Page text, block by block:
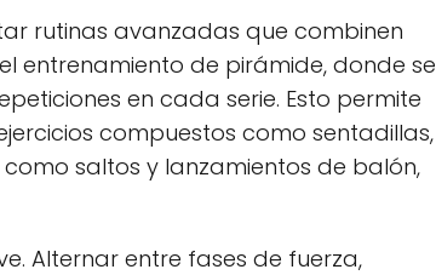
rutinas avanzadas que combinen
entrenamiento de pirámide, donde se
en cada serie. Esto permite
compuestos como sentadillas,
saltos y lanzamientos de balón,
Alternar entre fases de fuerza,